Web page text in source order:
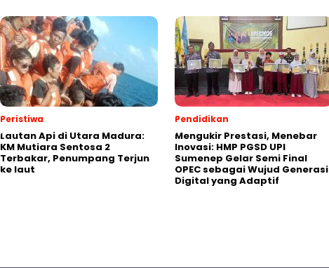
Peristiwa
Lautan Api di Utara Madura:
KM Mutiara Sentosa 2
Terbakar, Penumpang Terjun
ke laut
Pendidikan
Mengukir Prestasi, Menebar
Inovasi: HMP PGSD UPI
Sumenep Gelar Semi Final
OPEC sebagai Wujud Generasi
Digital yang Adaptif